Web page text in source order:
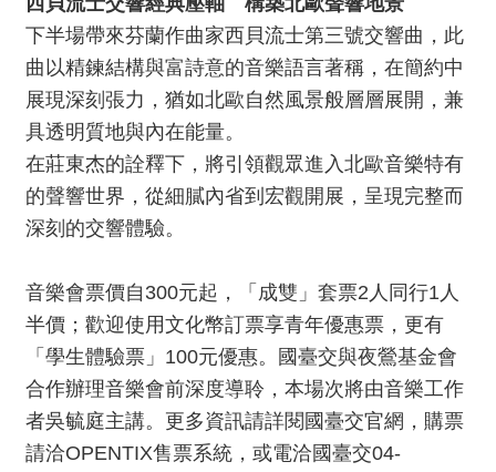
料
開
放
宣
告
版
權
宣
雙
語
詞
聯
絡
下半場帶來芬蘭作曲家西貝流士第三號交響曲，此
曲以精鍊結構與富詩意的音樂語言著稱，在簡約中
展現深刻張力，猶如北歐自然風景般層層展開，兼
具透明質地與內在能量。
在莊東杰的詮釋下，將引領觀眾進入北歐音樂特有
的聲響世界，從細膩內省到宏觀開展，呈現完整而
深刻的交響體驗。
音樂會票價自300元起，「成雙」套票2人同行1人
半價；歡迎使用文化幣訂票享青年優惠票，更有
「學生體驗票」100元優惠。國臺交與夜鶯基金會
合作辦理音樂會前深度導聆，本場次將由音樂工作
者吳毓庭主講。更多資訊請詳閱國臺交官網，購票
請洽OPENTIX售票系統，或電洽國臺交04-